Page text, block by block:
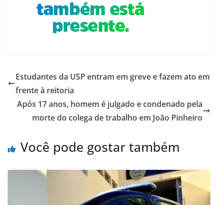
Estudantes da USP entram em greve e fazem ato em
frente à reitoria
Após 17 anos, homem é julgado e condenado pela
morte do colega de trabalho em João Pinheiro
Você pode gostar também